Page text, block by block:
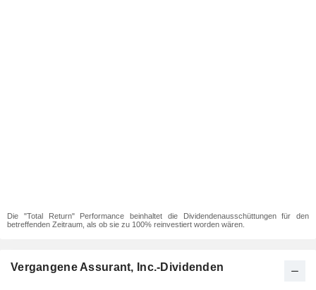
Die "Total Return" Performance beinhaltet die Dividendenausschüttungen für den
betreffenden Zeitraum, als ob sie zu 100% reinvestiert worden wären.
Vergangene Assurant, Inc.-Dividenden